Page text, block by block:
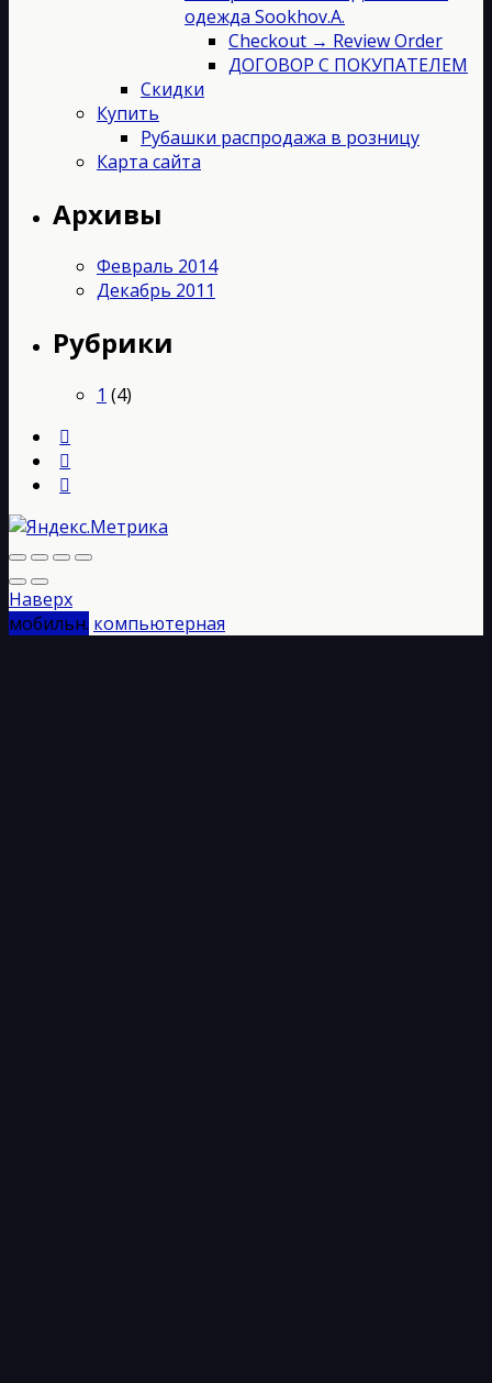
одежда Sookhov.A.
Checkout → Review Order
ДОГОВОР С ПОКУПАТЕЛЕМ
Скидки
Купить
Рубашки распродажа в розницу
Карта сайта
Архивы
Февраль 2014
Декабрь 2011
Рубрики
1 (4)
Наверх
мобильн. компьютерная